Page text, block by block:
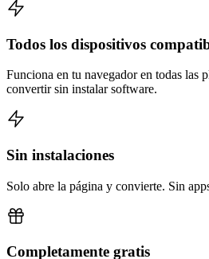
Todos los dispositivos
Funciona en tu navegador en todas las
convertir sin instalar software.
Sin instalaciones
Solo abre la página y convierte. Sin
Completamente gratis